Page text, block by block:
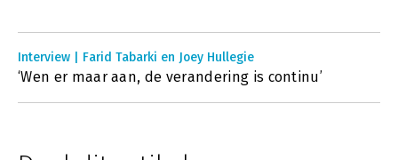
Interview | Farid Tabarki en Joey Hullegie
‘Wen er maar aan, de verandering is continu’